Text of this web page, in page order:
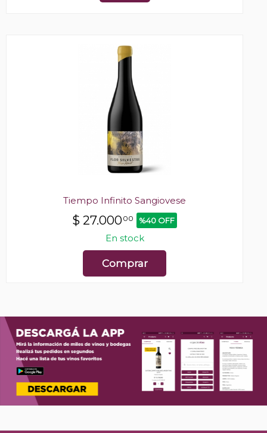
Tiempo Infinito Sangiovese
$ 27.00000 %40 OFF
En stock
Comprar